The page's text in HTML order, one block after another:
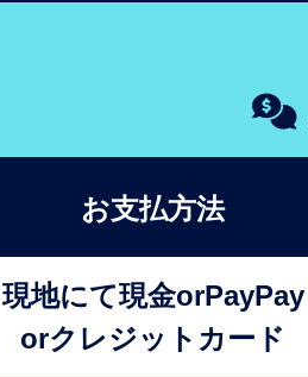
お支払方法
現地にて現金orPayPay
orクレジットカード